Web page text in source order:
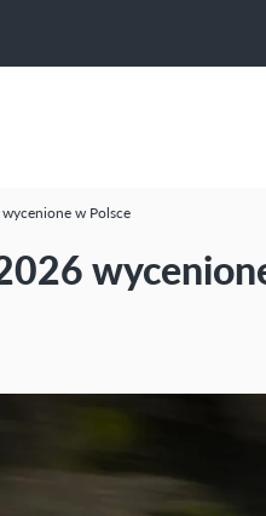
w Polsce